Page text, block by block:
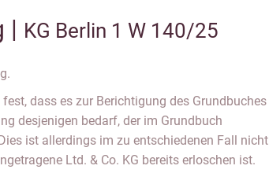
| KG Berlin 1 W 140/25
dass es zur Berichtigung des Grundbuches
desjenigen bedarf, der im Grundbuch
ist allerdings im zu entschiedenen Fall nicht
Ltd. & Co. KG bereits erloschen ist.